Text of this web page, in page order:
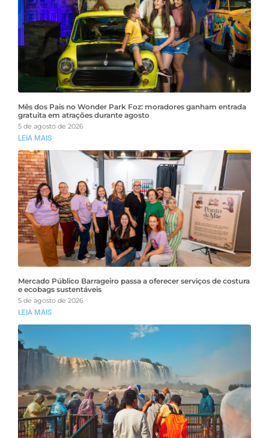
Mês dos Pais no Wonder Park Foz: moradores ganham entrada
gratuita em atrações durante agosto
5 de agosto de 2026
LEIA MAIS
Mercado Público Barrageiro passa a oferecer serviços de costura
e ecobags sustentáveis
5 de agosto de 2026
LEIA MAIS